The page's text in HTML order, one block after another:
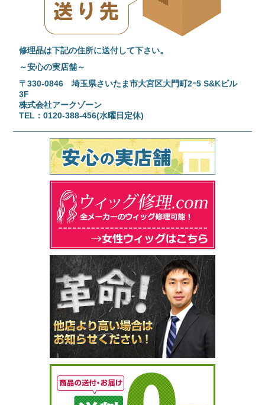
修理品は下記の住所に送付して下さい。
～安心の実店舗～
〒330-0846 埼玉県さいたま市大宮区大門町2ｰ5 S&Kビル
3F
株式会社アークゾーン
TEL：0120-388-456(水曜日定休)